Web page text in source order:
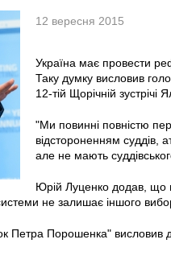
12 вересня 2015
Україна має провести
Таку думку висловив
12-тій Щорічній зустрічі
"Ми повинні повністю
відстороненням суддів,
але не мають
Юрій Луценко додав, що
не залишає іншого
Петра Порошенка"